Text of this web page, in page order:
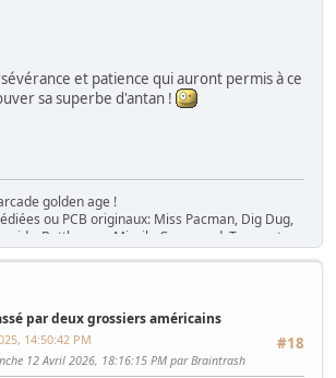
et patience qui auront permis à ce
sa superbe d'antan !
golden age !
ou PCB originaux: Miss Pacman, Dig Dug,
Battlezone, Missile Command, Tempest,
(+ Jr), Mario Bros, Moon Patrol, Defender,
(Spirit, Amazon Hunt, ...), Baby Pac Man.
=>
Trois fois rien quoi !
: c'est grave Docteur ?
storage room
par deux grossiers américains
#18
14:50:42 PM
12 Avril 2026, 18:16:15 PM par Braintrash